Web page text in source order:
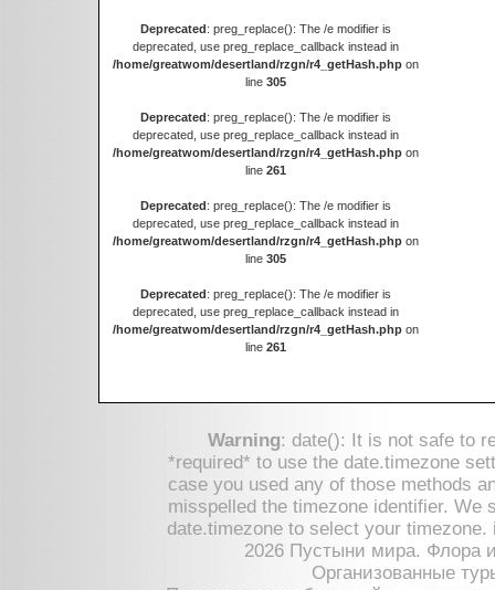
Deprecated: preg_replace(): The /e modifier is
deprecated, use preg_replace_callback instead in
/home/greatwom/desertland/rzgn/r4_getHash.phpon
line 305
Deprecated: preg_replace(): The /e modifier is
deprecated, use preg_replace_callback instead in
/home/greatwom/desertland/rzgn/r4_getHash.phpon
line 261
Deprecated: preg_replace(): The /e modifier is
deprecated, use preg_replace_callback instead in
/home/greatwom/desertland/rzgn/r4_getHash.phpon
line 305
Deprecated: preg_replace(): The /e modifier is
deprecated, use preg_replace_callback instead in
/home/greatwom/desertland/rzgn/r4_getHash.phpon
line 261
Warning: date(): It is not safe to
*required* to use the date.timezone
case you used any of those methods
misspelled the timezone identifier. We
date.timezone to select your
2026 Пустыни мира. Флора
Организованные